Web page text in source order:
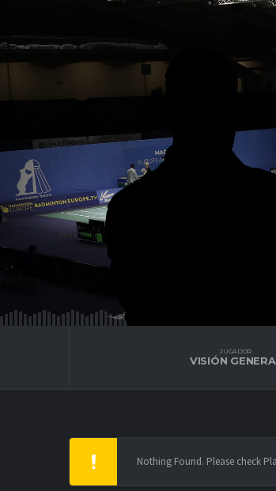
JUGADOR
VISIÓN
Nothing Found. Please check